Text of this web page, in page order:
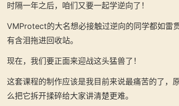
时隔一年之后，咱们又要一起学逆向了！
VMProtect的大名想必接触过逆向的同学都如雷
有含泪拖进回收站。
现在，我们要正面来迎战这头猛兽了！
这套课程的制作应该是我目前来说最痛苦的了，
么把它拆开揉碎给大家讲清楚更难。